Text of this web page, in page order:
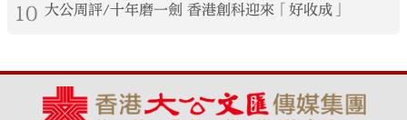
10 大公周評/十年磨一劍 香港創科迎來「好收成」